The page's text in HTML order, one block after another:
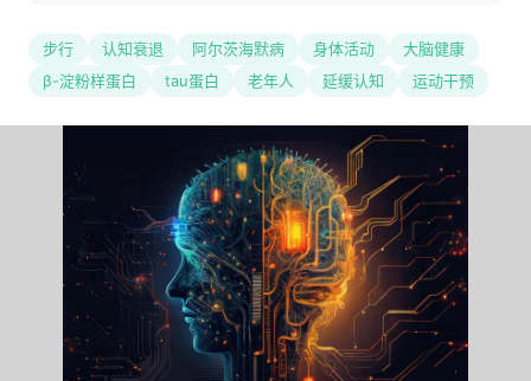
步行 认知衰退 阿尔茨海默病 身体活动
大脑健康
β-淀粉样蛋白
tau蛋白 老年人 延缓认知 运动干预